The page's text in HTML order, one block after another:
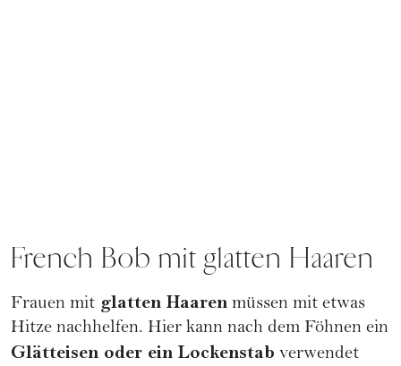
French Bob mit glatten Haaren
Frauen mit glatten Haaren müssen mit etwas
Hitze nachhelfen. Hier kann nach dem Föhnen ein
Glätteisen oder ein Lockenstab verwendet